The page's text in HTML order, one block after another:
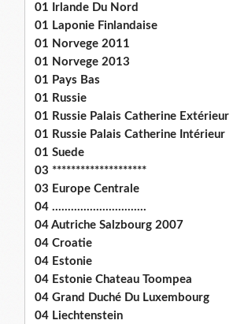
01 Irlande Du Nord
01 Laponie Finlandaise
01 Norvege 2011
01 Norvege 2013
01 Pays Bas
01 Russie
01 Russie Palais Catherine Extérieur
01 Russie Palais Catherine Intérieur
01 Suede
03 ********************
03 Europe Centrale
04 ..............................
04 Autriche Salzbourg 2007
04 Croatie
04 Estonie
04 Estonie Chateau Toompea
04 Grand Duché Du Luxembourg
04 Liechtenstein